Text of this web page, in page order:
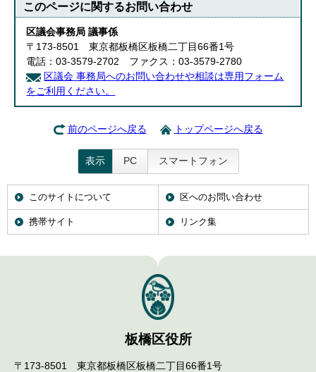
このページに関するお問い合わせ
区議会事務局 議事係
〒173-8501 東京都板橋区板橋二丁目66番1号
電話：03-3579-2702 ファクス：03-3579-2780
区議会 事務局へのお問い合わせや相談は専用フォーム
をご利用ください。
前のページへ戻る トップページへ戻る
表示 PC スマートフォン
このサイトについて 区へのお問い合わせ
携帯サイト リンク集
板橋区役所
〒173-8501 東京都板橋区板橋二丁目66番1号